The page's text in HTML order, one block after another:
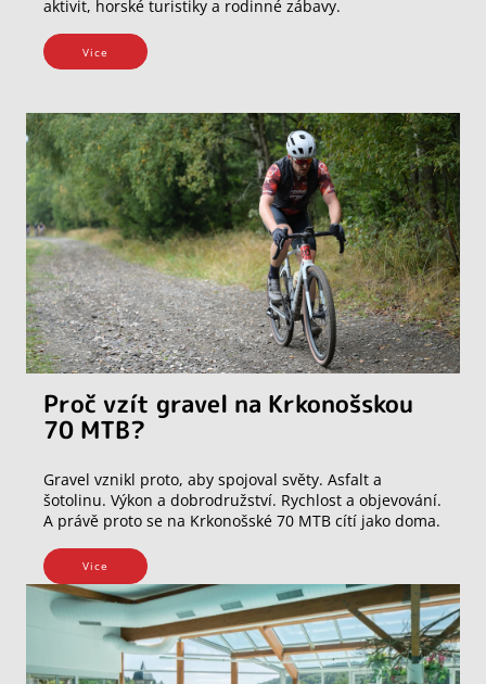
aktivit, horské turistiky a rodinné zábavy.
Vice
Proč vzít gravel na Krkonošskou
70 MTB?
Gravel vznikl proto, aby spojoval světy. Asfalt a
šotolinu. Výkon a dobrodružství. Rychlost a objevování.
A právě proto se na Krkonošské 70 MTB cítí jako doma.
Vice